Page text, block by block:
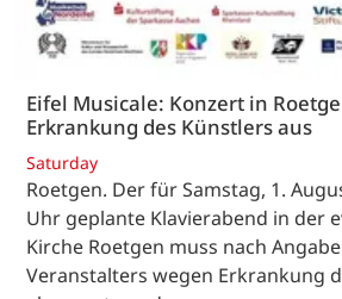
Eifel Musicale: Konzert in
Erkrankung des Künstlers aus
Saturday
Roetgen. Der für Samstag, 1.
Uhr geplante Klavierabend in der
Kirche Roetgen muss nach
Veranstalters wegen Erkrankung